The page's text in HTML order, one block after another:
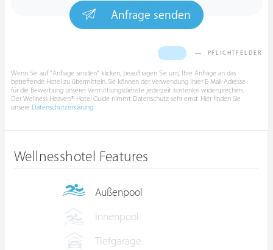
Anfrage senden
PFLICHTFELDER
Wenn Sie auf "Anfrage senden" klicken, beauftragen Sie uns, Ihre Anfrage an das
betreffende Hotel zu übermitteln. Sie können der Verwendung Ihrer E-Mail-Adresse
für die Bewerbung unserer Vermittlungsdienste jederzeit kostenlos widersprechen.
Der Wellness Heaven® Hotel Guide nimmt Datenschutz sehr ernst. Hier finden Sie
unsere Datenschutzerklärung.
Wellnesshotel Features
Außenpool
Innenpool
Tiefgarage